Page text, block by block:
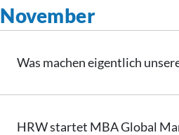
November
Was machen eigentlich
HRW startet MBA Global